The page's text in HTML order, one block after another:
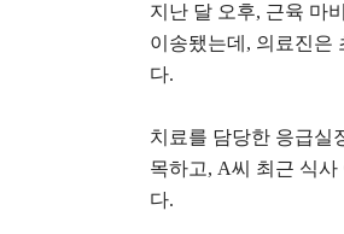
지난 달 오후, 근육 마
이송됐는데 , 의료진은
다.
치료를 담당한 응급실
목하고, A씨 최근 식사
다.